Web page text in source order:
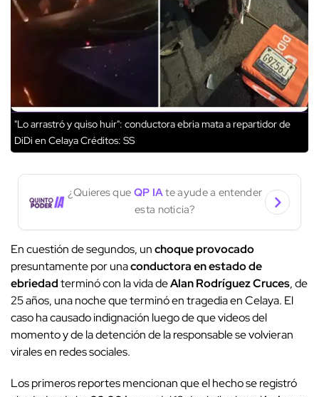
"Lo arrastró y quiso huir": conductora ebria mata a repartidor de
DiDi en CelayaCréditos: SS
¿Quieres que QP IAte ayude a entender
esta noticia?
En cuestión de segundos, unchoque provocado
presuntamente por unaconductora en estado de
ebriedadterminó con la vida deAlan Rodríguez Cruces, de
25 años, una noche que terminó en tragedia en Celaya. El
caso ha causado indignación luego de que videos del
momento y de la detención de la responsable se volvieran
virales en redes sociales.
Los primeros reportes mencionan que el hecho se registró